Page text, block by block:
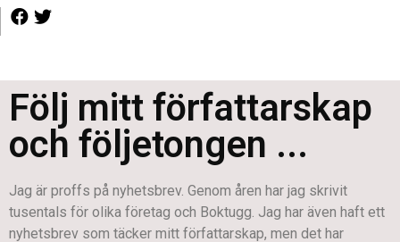
Följ mitt författarskap
och följetongen ...
Jag är proffs på nyhetsbrev. Genom åren har jag skrivit
tusentals för olika företag och Boktugg. Jag har även haft ett
nyhetsbrev som täcker mitt författarskap, men det har